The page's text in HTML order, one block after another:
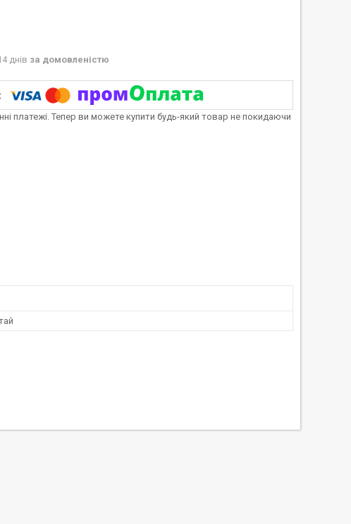
днів за домовленістю
платежі. Тепер ви можете купити будь-який товар не покидаючи